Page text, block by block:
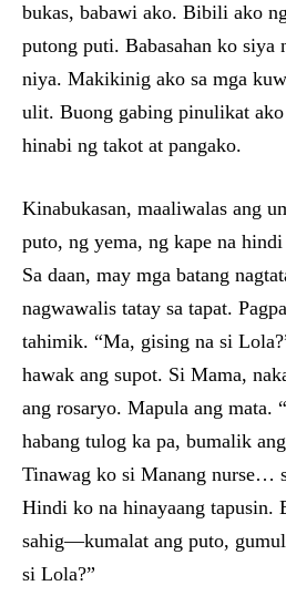
bukas, babawi ako. Bibili ako
putong puti. Babasahan ko siya
niya. Makikinig ako sa mga
ulit. Buong gabing pinulikat ako
hinabi ng takot at pangako.
Kinabukasan, maaliwalas ang
puto, ng yema, ng kape na
Sa daan, may mga batang
nagwawalis tatay sa tapat.
tahimik. “Ma, gising na si
hawak ang supot. Si Mama,
ang rosaryo. Mapula ang mata.
habang tulog ka pa, bumalik
Tinawag ko si Manang nurse…
Hindi ko na hinayaang tapusin.
sahig—kumalat ang puto,
si Lola?”